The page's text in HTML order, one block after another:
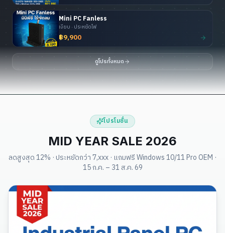
Mini PC Fanless
เงียบ · ประหยัดไฟ
฿9,900
ดูโปรทั้งหมด
โปรโมชั่น
MID YEAR SALE 2026
ลดสูงสุด 12% · ประหยัดกว่า 7,xxx · แถมฟรี Windows 10/11 Pro OEM ·
15 ก.ค. – 31 ส.ค. 69